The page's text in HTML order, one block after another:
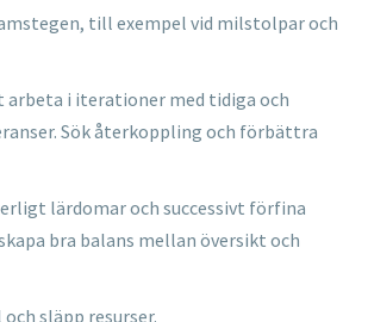
till exempel vid milstolpar och
arbeta i iterationer med tidiga och
. Sök återkoppling och förbättra
lärdomar och successivt förfina
bra balans mellan översikt och
släpp resurser.